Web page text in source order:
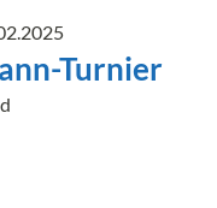
Turnier